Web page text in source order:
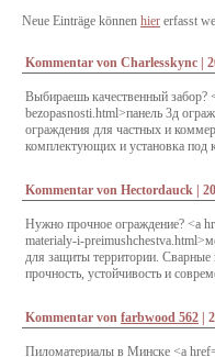
Neue Einträge können hier erfasst
Kommentar von Charlesskync |
Выбираешь качественный
bezopasnosti.html>панель 3д
ограждения для частных и
комплектующих и установка под
Kommentar von Hectordauck |
Нужно прочное ограждение? <a
materialy-i-
для защиты территории.
прочность, устойчивость и
Kommentar von farbwood 562
Пиломатериалы в Минске <a